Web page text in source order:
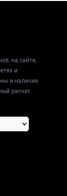
на сайте,
и
и наличие
расчет.